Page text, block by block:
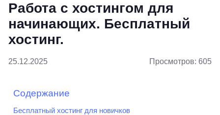
Работа с хостингом для
начинающих. Бесплатный
хостинг.
25.12.2025 Просмотров: 605
Содержание
Бесплатный хостинг для новичков